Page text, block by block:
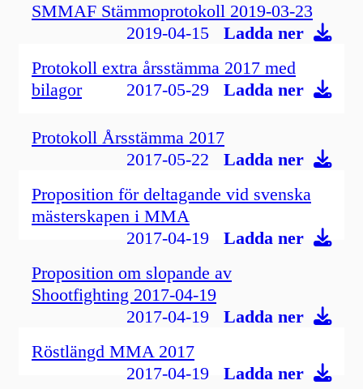
SMMAF Stämmoprotokoll 2019-03-23
2019-04-15 Ladda ner
Protokoll extra årsstämma 2017 med
bilagor
2017-05-29 Ladda ner
Protokoll Årsstämma 2017
2017-05-22 Ladda ner
Proposition för deltagande vid svenska
mästerskapen i MMA
2017-04-19 Ladda ner
Proposition om slopande av
Shootfighting 2017-04-19
2017-04-19 Ladda ner
Röstlängd MMA 2017
2017-04-19 Ladda ner